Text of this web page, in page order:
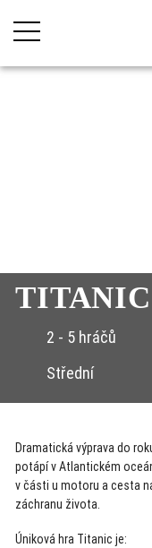
TITANIC
2 - 5 hráčů
Střední
Dramatická výprava do
potápí v Atlantickém
v části u motoru a cesta
záchranu života.
Úniková hra Titanic je: